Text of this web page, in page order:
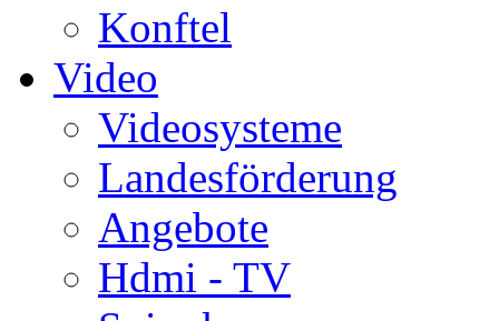
Konftel
Video
Videosysteme
Landesförderung
Angebote
Hdmi - TV